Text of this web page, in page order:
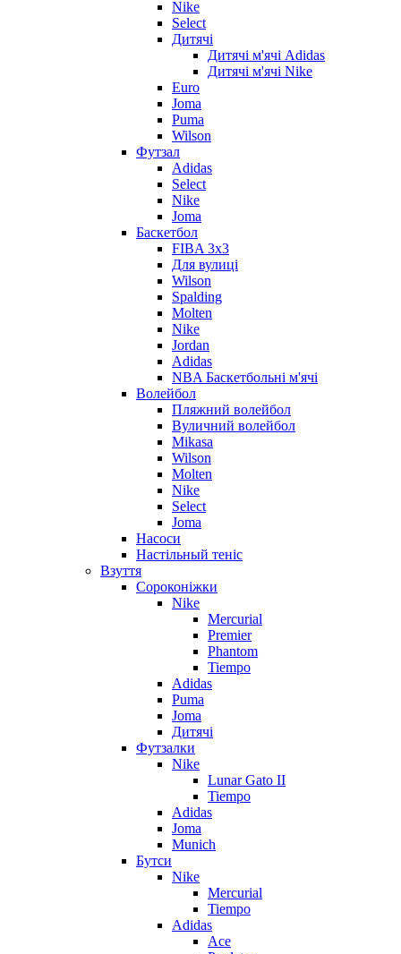
Nike
Select
Дитячі
Дитячі м'ячі Adidas
Дитячі м'ячі Nike
Euro
Joma
Puma
Wilson
Футзал
Adidas
Select
Nike
Joma
Баскетбол
FIBA 3x3
Для вулиці
Wilson
Spalding
Molten
Nike
Jordan
Adidas
NBA Баскетбольні м'ячі
Волейбол
Пляжний волейбол
Вуличний волейбол
Mikasa
Wilson
Molten
Nike
Select
Joma
Насоси
Настільный теніс
Взуття
Сороконіжки
Nike
Mercurial
Premier
Phantom
Tiempo
Adidas
Puma
Joma
Дитячі
Футзалки
Nike
Lunar Gato II
Tiempo
Adidas
Joma
Munich
Бутси
Nike
Mercurial
Tiempo
Adidas
Ace